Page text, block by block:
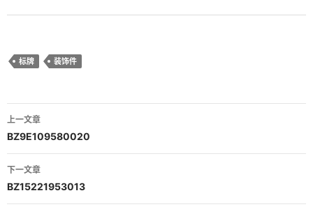
标牌 装饰件
文
章
导
航
上一文章
BZ9E109580020
下一文章
BZ15221953013